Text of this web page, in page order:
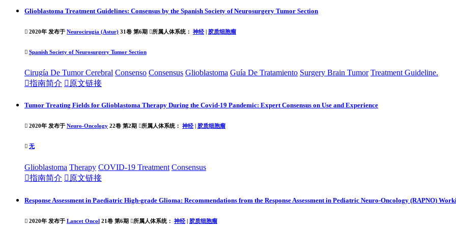
Glioblastoma Treatment Guidelines: Consensus by the Spanish Society of Neurosurgery Tumor Section
 2020年 发布于 Neurocirugia (Astur) 31卷 第6期 所属人体系统： 神经 胶质细胞瘤
 Spanish Society of Neurosurgery Tumor Section
Cirugía De Tumor Cerebral Consenso Consensus Glioblastoma Guía De Tratamiento Surgery Brain Tumor Treatment Guideline.
指南简介  原文链接
Tumor Treating Fields for Glioblastoma Therapy During the Covid-19 Pandemic: Expert Consensus on Use and Experience
 2020年 发布于 Neuro-Oncology 22卷 第2期 所属人体系统： 神经 胶质细胞瘤
 无
Glioblastoma Therapy COVID-19 Treatment Consensus
指南简介  原文链接
Response Assessment in Paediatric High-grade Glioma: Recommendations from the Response Assessment in Pediatric Neuro-Oncology (RAPNO)
 2020年 发布于 Lancet Oncol 21卷 第6期 所属人体系统： 神经 | 胶质细胞瘤